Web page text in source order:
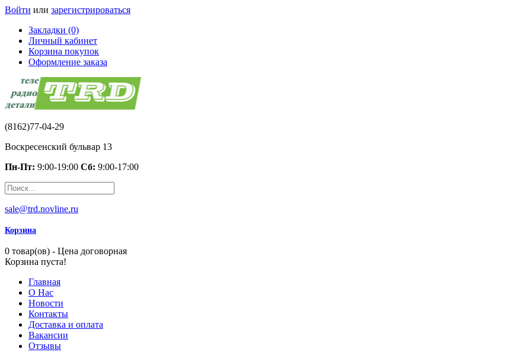
Войти или зарегистрироваться
Закладки (0)
Личный кабинет
Корзина покупок
Оформление заказа
(8162)77-04-29
Воскресенский бульвар 13
Пн-Пт: 9:00-19:00 Сб: 9:00-17:00
sale@trd.novline.ru
Корзина
0 товар(ов) - Цена договорная
Корзина пуста!
Главная
О Нас
Новости
Контакты
Доставка и оплата
Вакансии
Отзывы